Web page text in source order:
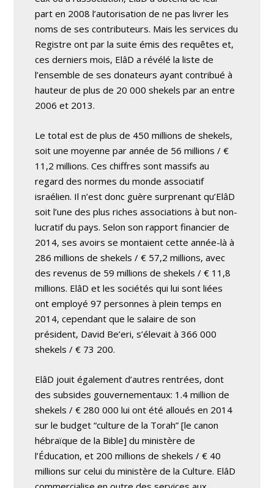
part en 2008 l’autorisation de ne pas livrer les
noms de ses contributeurs. Mais les services du
Registre ont par la suite émis des requêtes et,
ces derniers mois, ElâD a révélé la liste de
l’ensemble de ses donateurs ayant contribué à
hauteur de plus de 20 000 shekels par an entre
2006 et 2013.
Le total est de plus de 450 millions de shekels,
soit une moyenne par année de 56 millions / €
11,2 millions. Ces chiffres sont massifs au
regard des normes du monde associatif
israélien. Il n’est donc guère surprenant qu’ElâD
soit l’une des plus riches associations à but non-
lucratif du pays. Selon son rapport financier de
2014, ses avoirs se montaient cette année-là à
286 millions de shekels / € 57,2 millions, avec
des revenus de 59 millions de shekels / € 11,8
millions. ElâD et les sociétés qui lui sont liées
ont employé 97 personnes à plein temps en
2014, cependant que le salaire de son
président, David Be’eri, s’élevait à 366 000
shekels / € 73 200.
ElâD jouit également d’autres rentrées, dont
des subsides gouvernementaux: 1.4 million de
shekels / € 280 000 lui ont été alloués en 2014
sur le budget “culture de la Torah” [le canon
hébraïque de la Bible] du ministère de
l’Éducation, et 200 millions de shekels / € 40
millions sur celui du ministère de la Culture. ElâD